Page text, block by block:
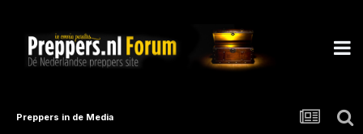
Preppers in de Media